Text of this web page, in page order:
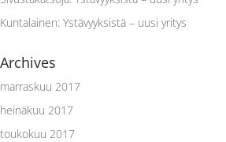
Kuntalainen: Ystävyyksistä – uusi yritys
Archives
marraskuu 2017
heinäkuu 2017
toukokuu 2017